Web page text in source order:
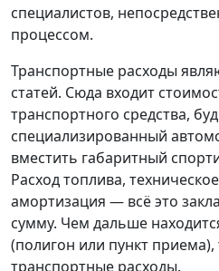
специалистов,
процессом.
Транспортные расходы
статей. Сюда входит
транспортного средства,
специализированный
вместить габаритный
Расход топлива,
амортизация — всё это
сумму. Чем дальше
(полигон или пункт
транспортные расходы.